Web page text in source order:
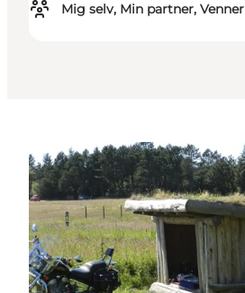
Mig selv, Min partner, Venner